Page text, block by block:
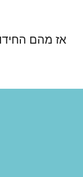
אז מהם